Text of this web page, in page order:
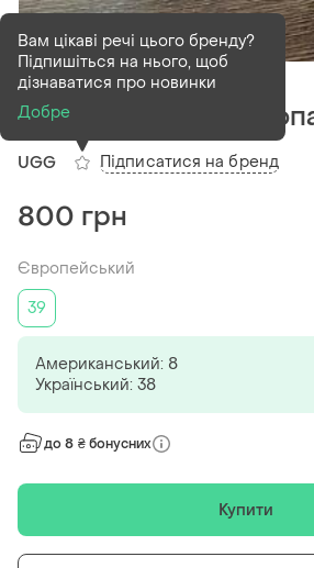
В наявності1 шт
Жіночі стильні
UGG
Вам цікаві речі цього бренду?
Підпишіться на нього, щоб
дізнаватися про новинки
Добре
Підписатися на бренд
800 грн
Європейський
39
Американський: 8
Український: 38
до 8 ₴ бонусних
Купити